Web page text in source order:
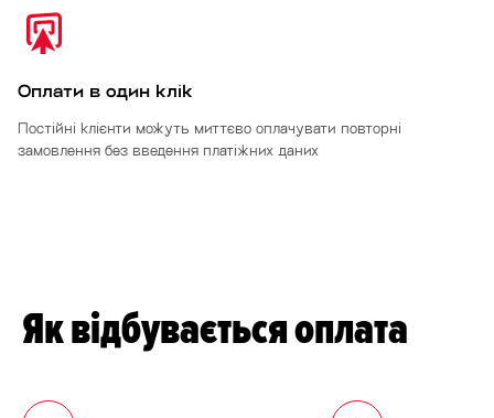
Оплати в один клік
Постійні клієнти можуть миттєво оплачувати повторні
замовлення без введення платіжних даних
Як відбувається оплата